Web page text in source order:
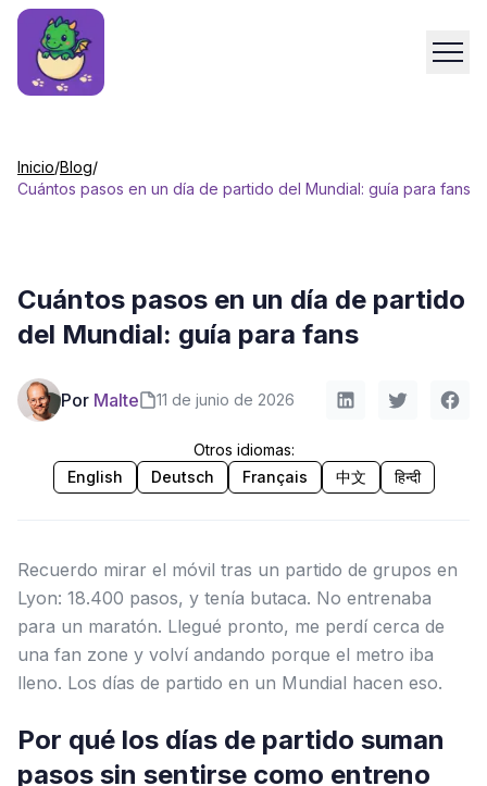
Inicio/Blog/
Cuántos pasos en un día de partido del Mundial: guía para fans
Cuántos pasos en un día de partido
del Mundial: guía para fans
Por Malte 11 de junio de 2026
Otros idiomas:
English
Deutsch Français 中文 हिन्दी
Recuerdo mirar el móvil tras un partido de grupos en
Lyon: 18.400 pasos, y tenía butaca. No entrenaba
para un maratón. Llegué pronto, me perdí cerca de
una fan zone y volví andando porque el metro iba
lleno. Los días de partido en un Mundial hacen eso.
Por qué los días de partido suman
pasos sin sentirse como entreno